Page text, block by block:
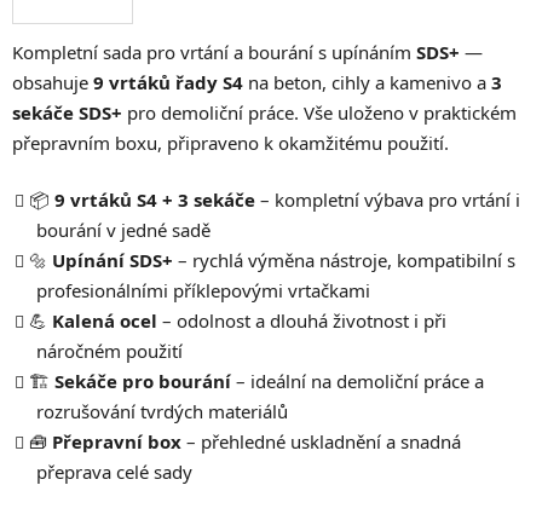
Kompletní sada pro vrtání a bourání s upínáním SDS+ —
obsahuje 9 vrtáků řady S4 na beton, cihly a kamenivo a 3
sekáče SDS+ pro demoliční práce. Vše uloženo v praktickém
přepravním boxu, připraveno k okamžitému použití.
📦 9 vrtáků S4 + 3 sekáče – kompletní výbava pro vrtání i
bourání v jedné sadě
🔩 Upínání SDS+ – rychlá výměna nástroje, kompatibilní s
profesionálními příklepovými vrtačkami
💪 Kalená ocel – odolnost a dlouhá životnost i při
náročném použití
🏗️ Sekáče pro bourání – ideální na demoliční práce a
rozrušování tvrdých materiálů
🧰 Přepravní box – přehledné uskladnění a snadná
přeprava celé sady